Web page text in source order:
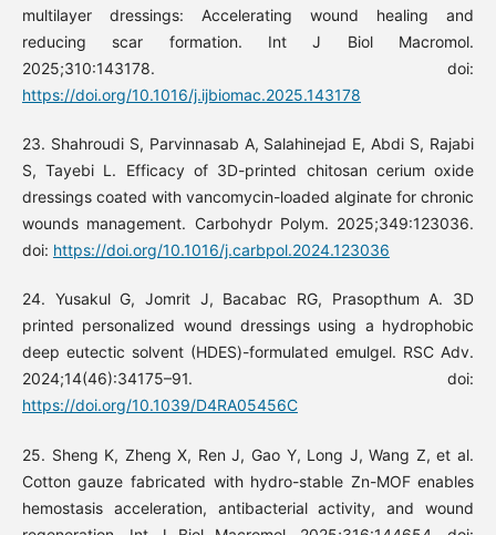
multilayer dressings: Accelerating wound healing and
reducing scar formation. Int J Biol Macromol.
2025;310:143178. doi:
https://doi.org/10.1016/j.ijbiomac.2025.143178
23. Shahroudi S, Parvinnasab A, Salahinejad E, Abdi S, Rajabi
S, Tayebi L. Efficacy of 3D-printed chitosan cerium oxide
dressings coated with vancomycin-loaded alginate for chronic
wounds management. Carbohydr Polym. 2025;349:123036.
doi: https://doi.org/10.1016/j.carbpol.2024.123036
24. Yusakul G, Jomrit J, Bacabac RG, Prasopthum A. 3D
printed personalized wound dressings using a hydrophobic
deep eutectic solvent (HDES)-formulated emulgel. RSC Adv.
2024;14(46):34175–91. doi:
https://doi.org/10.1039/D4RA05456C
25. Sheng K, Zheng X, Ren J, Gao Y, Long J, Wang Z, et al.
Cotton gauze fabricated with hydro-stable Zn-MOF enables
hemostasis acceleration, antibacterial activity, and wound